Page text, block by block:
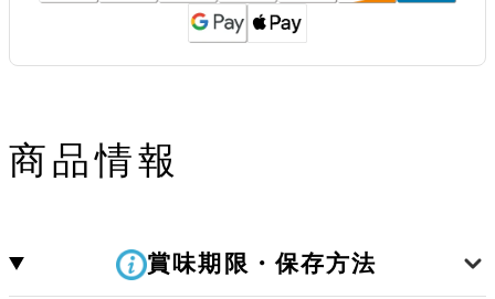
商品情報
賞味期限・保存方法